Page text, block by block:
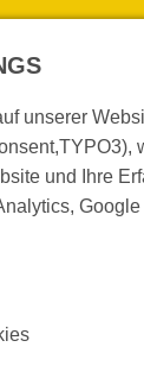
unserer
und Ihre